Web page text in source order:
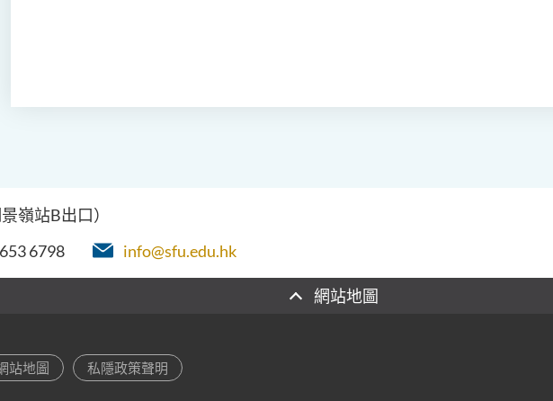
嶺站B出口）
6798 info@sfu.edu.hk
網站地圖
站地圖 私隱政策聲明